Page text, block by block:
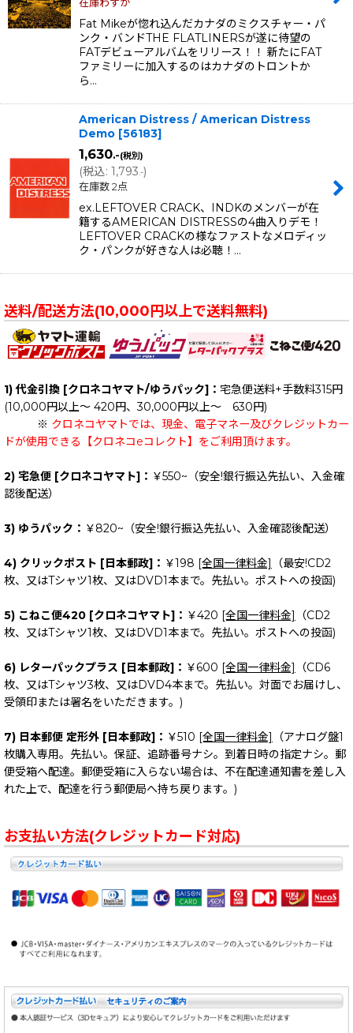
Fat Mikeが惚れ込んだカナダのミクスチャー・パ
ンク・バンドTHE FLATLINERSが遂に待望の
FATデビューアルバムをリリース！！ 新たにFAT
ファミリーに加入するのはカナダのトロントか
ら…
American Distress / American Distress
Demo [56183]
1,630.-(税別)
(税込: 1,793.-)
在庫数 2点
ex.LEFTOVER CRACK、INDKのメンバーが在
籍するAMERICAN DISTRESSの4曲入りデモ！
LEFTOVER CRACKの様なファストなメロディッ
ク・パンクが好きな人は必聴！…
送料/配送方法(10,000円以上で送料無料)
1) 代金引換 [クロネコヤマト/ゆうパック]： 宅急便送料+手数料315円
(10,000円以上～ 420円、30,000円以上～ 630円)
※ クロネコヤマトでは、現金、電子マネー及びクレジットカー
ドが使用できる【クロネコeコレクト】をご利用頂けます。
2) 宅急便 [クロネコヤマト]： ￥550~（安全!銀行振込先払い、入金確
認後配送）
3) ゆうパック： ￥820~（安全!銀行振込先払い、入金確認後配送）
4) クリックポスト [日本郵政]： ￥198 [全国一律料金]
（最安!CD2
枚、又はTシャツ1枚、又はDVD1本まで。先払い。ポストへの投函)
5) こねこ便420 [クロネコヤマト]： ￥420 [全国一律料金]
（CD2
枚、又はTシャツ1枚、又はDVD1本まで。先払い。ポストへの投函)
6) レターパックプラス [日本郵政]： ￥600 [全国一律料金]
（CD6
枚、又はTシャツ3枚、又はDVD4本まで。先払い。対面でお届けし、
受領印または署名をいただきます。)
7) 日本郵便 定形外 [日本郵政]： ￥510 [全国一律料金]
（アナログ盤1
枚購入専用。先払い。保証、追跡番号ナシ。到着日時の指定ナシ。郵
便受箱へ配達。郵便受箱に入らない場合は、不在配達通知書を差し入
れた上で、配達を行う郵便局へ持ち戻ります。)
お支払い方法(クレジットカード対応)